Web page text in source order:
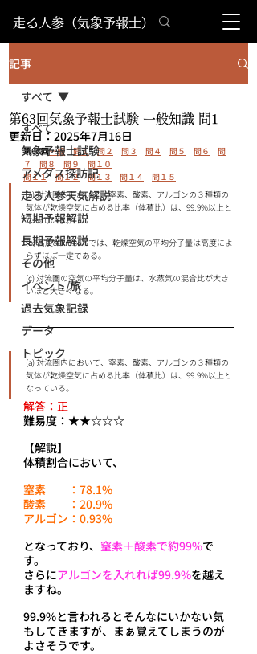
​走る人参（気象予報士）
記事
すべて
気象予報士試験
アメダス探訪記
走る人参天気解説
短期予報解説
長期予報解説
その他
イベント/旅
過去気象記録
データ
トピック
すべて
第63回気象予報士試験 一般知識 問1
更新日： 2025年7月16日
第63回一般 問１ 問２ 問３ 問４ 問５ 問６
問
７
問８ 問９
問１０
問１１
問１２ 問１３ 問１４
問１５
(a) 対流圏内において、窒素、酸素、アルゴンの３種類の
気体が乾燥空気に占める比率（体積比）は、99.9%以上と
なっている。
(b) 高度80km以下では、乾燥空気の平均分子量は高度によ
らずほぼ一定である。
(c) 対流圏の空気の平均分子量は、水蒸気の混合比が大き
いほど大きくなる。
(a) 対流圏内において、窒素、酸素、アルゴンの３種類の
気体が乾燥空気に占める比率（体積比）は、99.9%以上と
なっている。
解答：正
難易度：★★☆☆☆
【解説】
体積割合において、
窒素　　：78.1%
酸素　　：20.9%
アルゴン：0.93%
となっており、 窒素＋酸素で約99%で
す。
さらにアルゴンを入れれば99.9%を越え
ますね。
99.9%と言われるとそんなにいかない気
もしてきますが、まぁ覚えてしまうのが
よさそうです。